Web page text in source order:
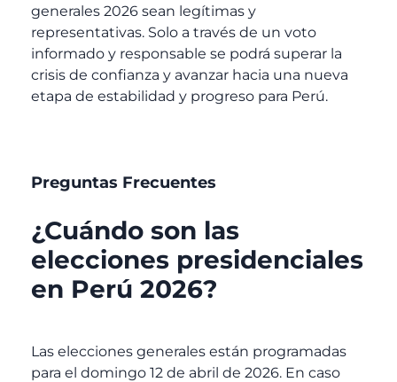
generales 2026 sean legítimas y
representativas. Solo a través de un voto
informado y responsable se podrá superar la
crisis de confianza y avanzar hacia una nueva
etapa de estabilidad y progreso para Perú.
Preguntas Frecuentes
¿Cuándo son las
elecciones presidenciales
en Perú 2026?
Las elecciones generales están programadas
para el domingo 12 de abril de 2026. En caso